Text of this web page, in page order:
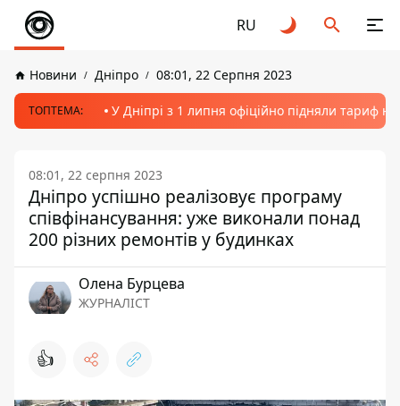
RU
Новини Дніпро 08:01, 22 Серпня 2023
ТОПТЕМА: У Дніпрі з 1 липня офіційно підняли тариф
08:01, 22 серпня 2023
Дніпро успішно реалізовує програму
співфінансування: уже виконали понад
200 різних ремонтів у будинках
Олена Бурцева
ЖУРНАЛІСТ
👍